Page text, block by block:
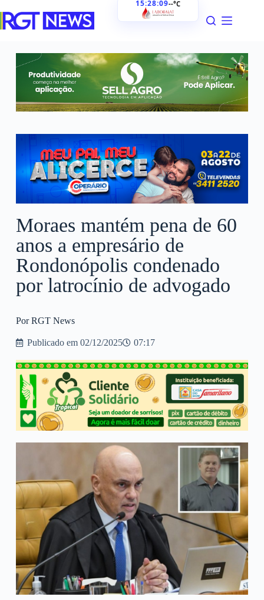
15:28:11--°C
Moraes mantém pena de 60
anos a empresário de
Rondonópolis condenado
por latrocínio de advogado
Por RGT News
Publicado em 02/12/2025 07:17